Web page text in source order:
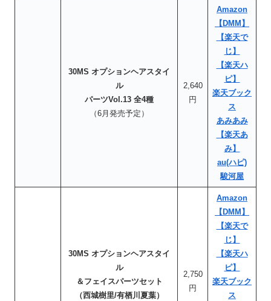
30MS オプションヘアスタイ
ル
パーツVol.13 全4種
（6月発売予定）
2,640
円
Amazon
【DMM】
【楽天で
じ】
【楽天ハ
ピ】
楽天ブック
ス
あみあみ
【楽天あ
み】
au(ハピ)
駿河屋
30MS オプションヘアスタイ
ル
＆フェイスパーツセット
（西城樹里/有栖川夏葉）
2,750
円
Amazon
【DMM】
【楽天で
じ】
【楽天ハ
ピ】
楽天ブック
ス